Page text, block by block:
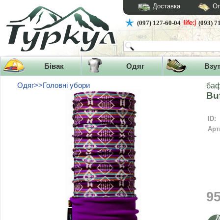
Доставка
(097) 127-60-04 (093)
Бівак Одяг
Одяг>>Головні убори
ID: